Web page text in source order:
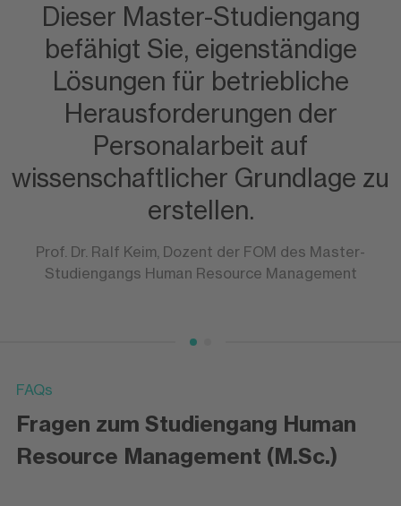
Dieser Master-Studiengang
befähigt Sie, eigenständige
Lösungen für betriebliche
Herausforderungen der
Personalarbeit auf
wissenschaftlicher Grundlage zu
erstellen.
Prof. Dr. Ralf Keim, Dozent der FOM des Master-
Studiengangs Human Resource Management
FAQs
Fragen zum Studiengang Human
Resource Management (M.Sc.)